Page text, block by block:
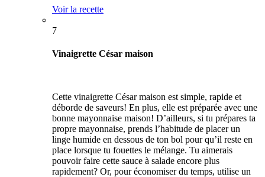
Voir la recette
7
Vinaigrette César maison
Cette vinaigrette César maison est simple, rapide et
déborde de saveurs! En plus, elle est préparée avec une
bonne mayonnaise maison! D’ailleurs, si tu prépares ta
propre mayonnaise, prends l’habitude de placer un
linge humide en dessous de ton bol pour qu’il reste en
place lorsque tu fouettes le mélange. Tu aimerais
pouvoir faire cette sauce à salade encore plus
rapidement? Or, pour économiser du temps, utilise un